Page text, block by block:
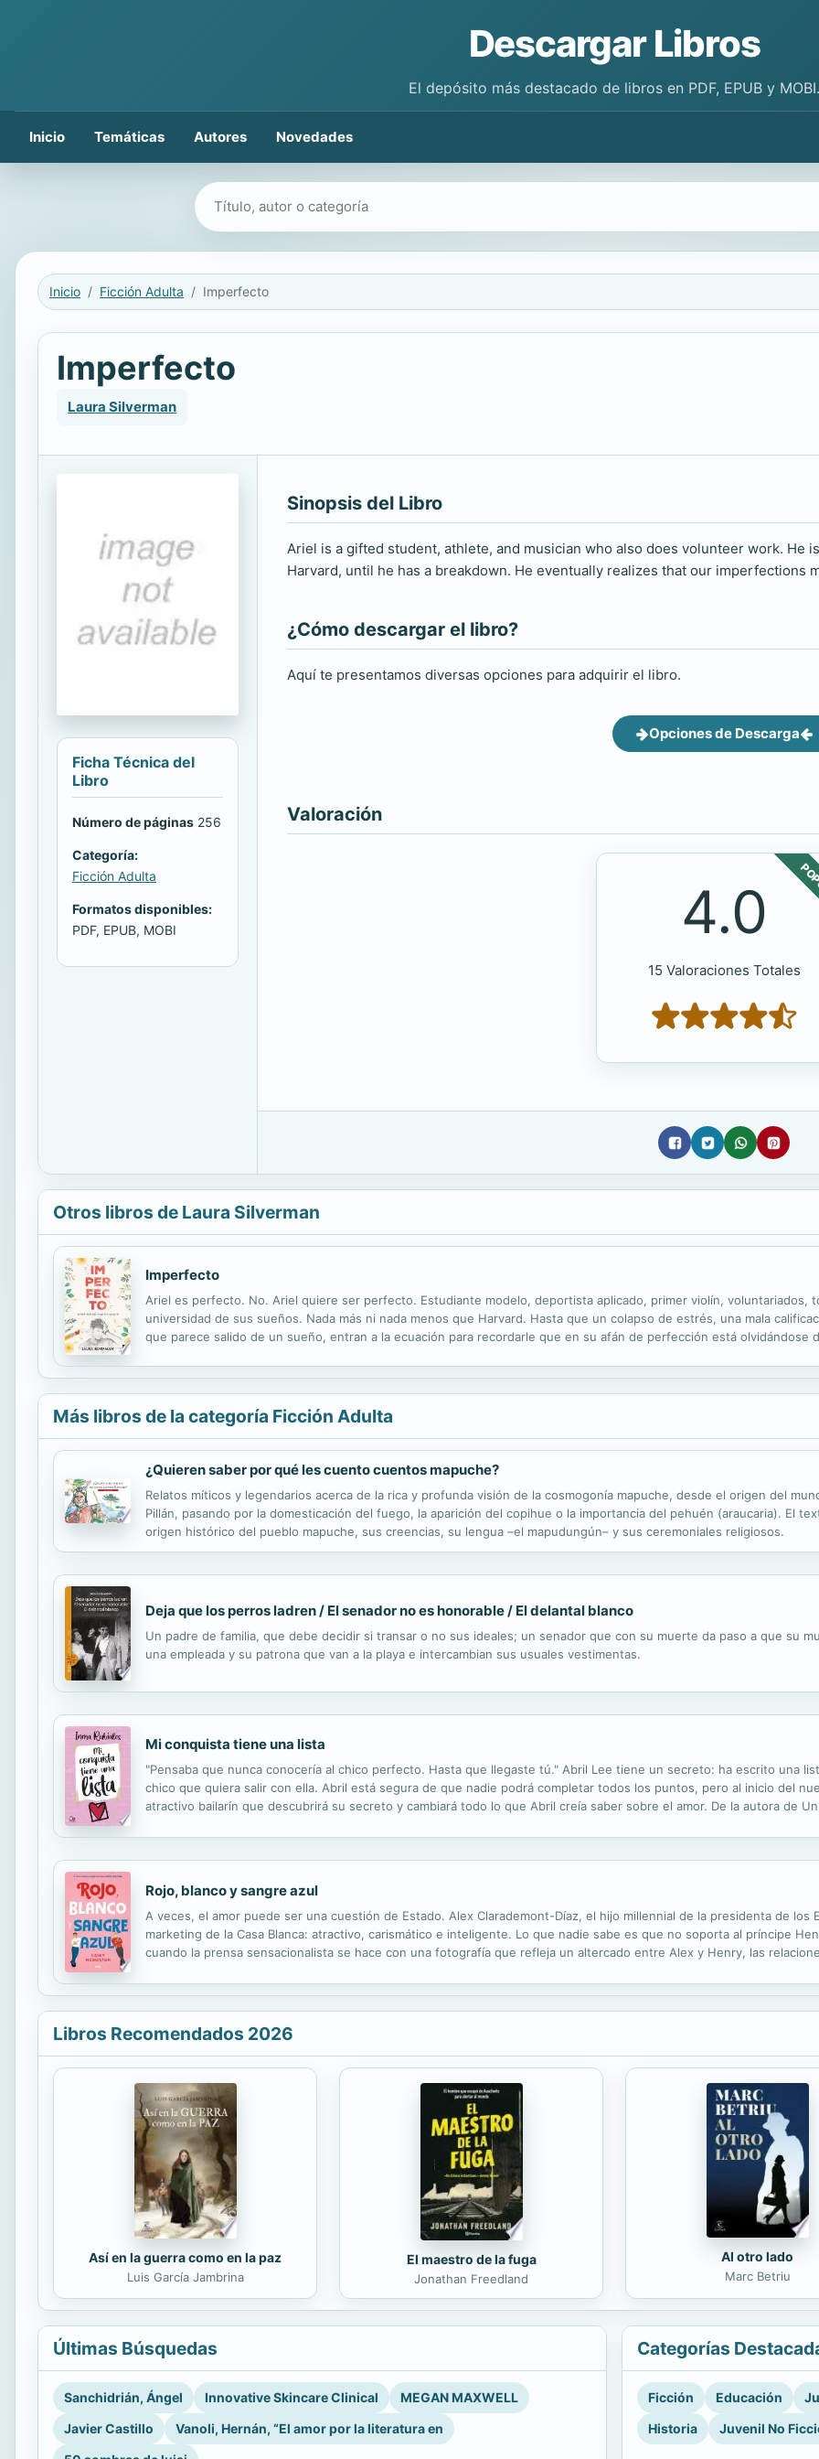
Descargar Libros
El depósito más destacado de libros en PDF, EPUB y MOBI.
Inicio Temáticas Autores Novedades
Buscar libros
Inicio Ficción Adulta Imperfecto
Imperfecto
Laura Silverman
Ficha Técnica del
Libro
Número de páginas 256
Categoría:
Ficción Adulta
Formatos disponibles:
PDF, EPUB, MOBI
Sinopsis del Libro
Ariel is a gifted student, athlete, and musician who also does volunteer work. He
Harvard, until he has a breakdown. He eventually realizes that our imperfections
¿Cómo descargar el libro?
Aquí te presentamos diversas opciones para adquirir el libro.
Opciones de Descarga
Valoración
4.0
15 Valoraciones Totales
Otros libros de Laura Silverman
Imperfecto
Ariel es perfecto. No. Ariel quiere ser perfecto. Estudiante modelo, deportista aplicado, primer violín, voluntariados,
universidad de sus sueños. Nada más ni nada menos que Harvard. Hasta que un colapso de estrés, una mala
que parece salido de un sueño, entran a la ecuación para recordarle que en su afán de perfección está olvidándose
Más libros de la categoría Ficción Adulta
¿Quieren saber por qué les cuento cuentos mapuche?
Relatos míticos y legendarios acerca de la rica y profunda visión de la cosmogonía mapuche, desde el origen del
Pillán, pasando por la domesticación del fuego, la aparición del copihue o la importancia del pehuén (araucaria). El
origen histórico del pueblo mapuche, sus creencias, su lengua –el mapudungún– y sus ceremoniales religiosos.
Deja que los perros ladren / El senador no es honorable / El delantal blanco
Un padre de familia, que debe decidir si transar o no sus ideales; un senador que con su muerte da paso a que su
una empleada y su patrona que van a la playa e intercambian sus usuales vestimentas.
Mi conquista tiene una lista
"Pensaba que nunca conocería al chico perfecto. Hasta que llegaste tú." Abril Lee tiene un secreto: ha escrito una
chico que quiera salir con ella. Abril está segura de que nadie podrá completar todos los puntos, pero al inicio del
atractivo bailarín que descubrirá su secreto y cambiará todo lo que Abril creía saber sobre el amor. De la autora de
Rojo, blanco y sangre azul
A veces, el amor puede ser una cuestión de Estado. Alex Clarademont-Díaz, el hijo millennial de la presidenta de los
marketing de la Casa Blanca: atractivo, carismático e inteligente. Lo que nadie sabe es que no soporta al príncipe
cuando la prensa sensacionalista se hace con una fotografía que refleja un altercado entre Alex y Henry, las
Libros Recomendados 2026
Así en la guerra como en la paz
Luis García Jambrina
El maestro de la fuga
Jonathan Freedland
Al otro lado
Marc Betriu
Últimas Búsquedas
Sanchidrián, Ángel Innovative Skincare Clinical
MEGAN MAXWELL
Javier Castillo
Vanoli, Hernán, “El amor por la literatura en
Categorías
Ficción Educación
Historia
Juvenil No